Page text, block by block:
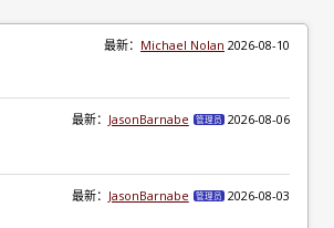
最新： Michael Nolan 2026-08-10
最新： JasonBarnabe 管理员 2026-08-06
最新： JasonBarnabe 管理员 2026-08-03